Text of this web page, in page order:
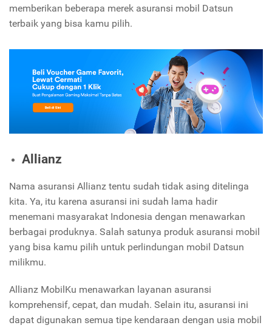
memberikan beberapa merek asuransi mobil Datsun
terbaik yang bisa kamu pilih.
Allianz
Nama asuransi Allianz tentu sudah tidak asing ditelinga
kita. Ya, itu karena asuransi ini sudah lama hadir
menemani masyarakat Indonesia dengan menawarkan
berbagai produknya. Salah satunya produk asuransi mobil
yang bisa kamu pilih untuk perlindungan mobil Datsun
milikmu.
Allianz MobilKu menawarkan layanan asuransi
komprehensif, cepat, dan mudah. Selain itu, asuransi ini
dapat digunakan semua tipe kendaraan dengan usia mobil